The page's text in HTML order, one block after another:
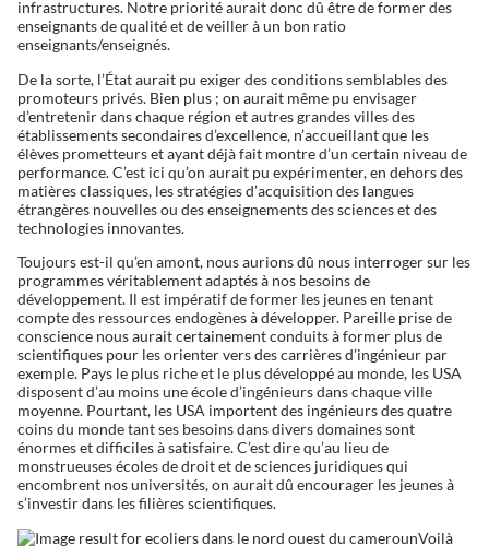
infrastructures. Notre priorité aurait donc dû être de former des
enseignants de qualité et de veiller à un bon ratio
enseignants/enseignés.
De la sorte, l’État aurait pu exiger des conditions semblables des
promoteurs privés. Bien plus ; on aurait même pu envisager
d’entretenir dans chaque région et autres grandes villes des
établissements secondaires d’excellence, n’accueillant que les
élèves prometteurs et ayant déjà fait montre d’un certain niveau de
performance. C’est ici qu’on aurait pu expérimenter, en dehors des
matières classiques, les stratégies d’acquisition des langues
étrangères nouvelles ou des enseignements des sciences et des
technologies innovantes.
Toujours est-il qu’en amont, nous aurions dû nous interroger sur les
programmes véritablement adaptés à nos besoins de
développement. Il est impératif de former les jeunes en tenant
compte des ressources endogènes à développer. Pareille prise de
conscience nous aurait certainement conduits à former plus de
scientifiques pour les orienter vers des carrières d’ingénieur par
exemple. Pays le plus riche et le plus développé au monde, les USA
disposent d’au moins une école d’ingénieurs dans chaque ville
moyenne. Pourtant, les USA importent des ingénieurs des quatre
coins du monde tant ses besoins dans divers domaines sont
énormes et difficiles à satisfaire. C’est dire qu’au lieu de
monstrueuses écoles de droit et de sciences juridiques qui
encombrent nos universités, on aurait dû encourager les jeunes à
s’investir dans les filières scientifiques.
Voilà